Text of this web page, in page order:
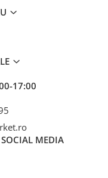
eveniment într-o
17:00
MEDIA